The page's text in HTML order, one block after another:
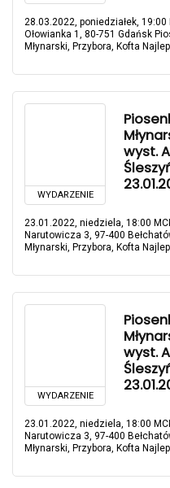
28.03.2022, poniedziałek,
Ołowianka 1, 80-751 Gdańsk
Młynarski, Przybora, Kofta
WYDARZENIE
wyst.
23.01.2022, niedziela, 18:00
Narutowicza 3, 97-400
Młynarski, Przybora, Kofta
WYDARZENIE
wyst.
23.01.2022, niedziela, 18:00
Narutowicza 3, 97-400
Młynarski, Przybora, Kofta